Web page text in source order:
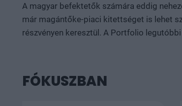
A magyar befektetők számára eddig
már magántőke-piaci kitettséget is lehet
részvényen keresztül. A Portfolio
potenciál lehet a választások után. A
GP-stake modell révén a kisbefektetők
FÓKUSZBAN